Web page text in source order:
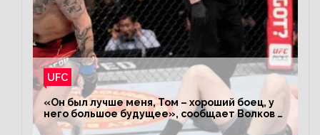
UFC
«Он был лучше меня, Том – хороший боец, у
него большое будущее», сообщает Волков –
о поражении Аспиналлу